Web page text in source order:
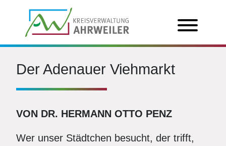
Der Adenauer Viehmarkt
VON DR. HERMANN OTTO PENZ
Wer unser Städtchen besucht, der trifft,